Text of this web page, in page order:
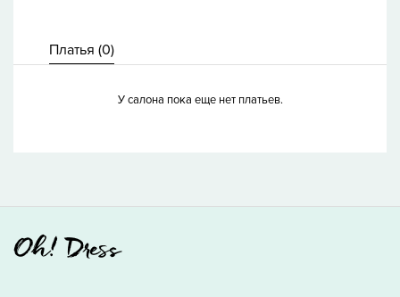
Платья (0)
У салона пока еще нет платьев.